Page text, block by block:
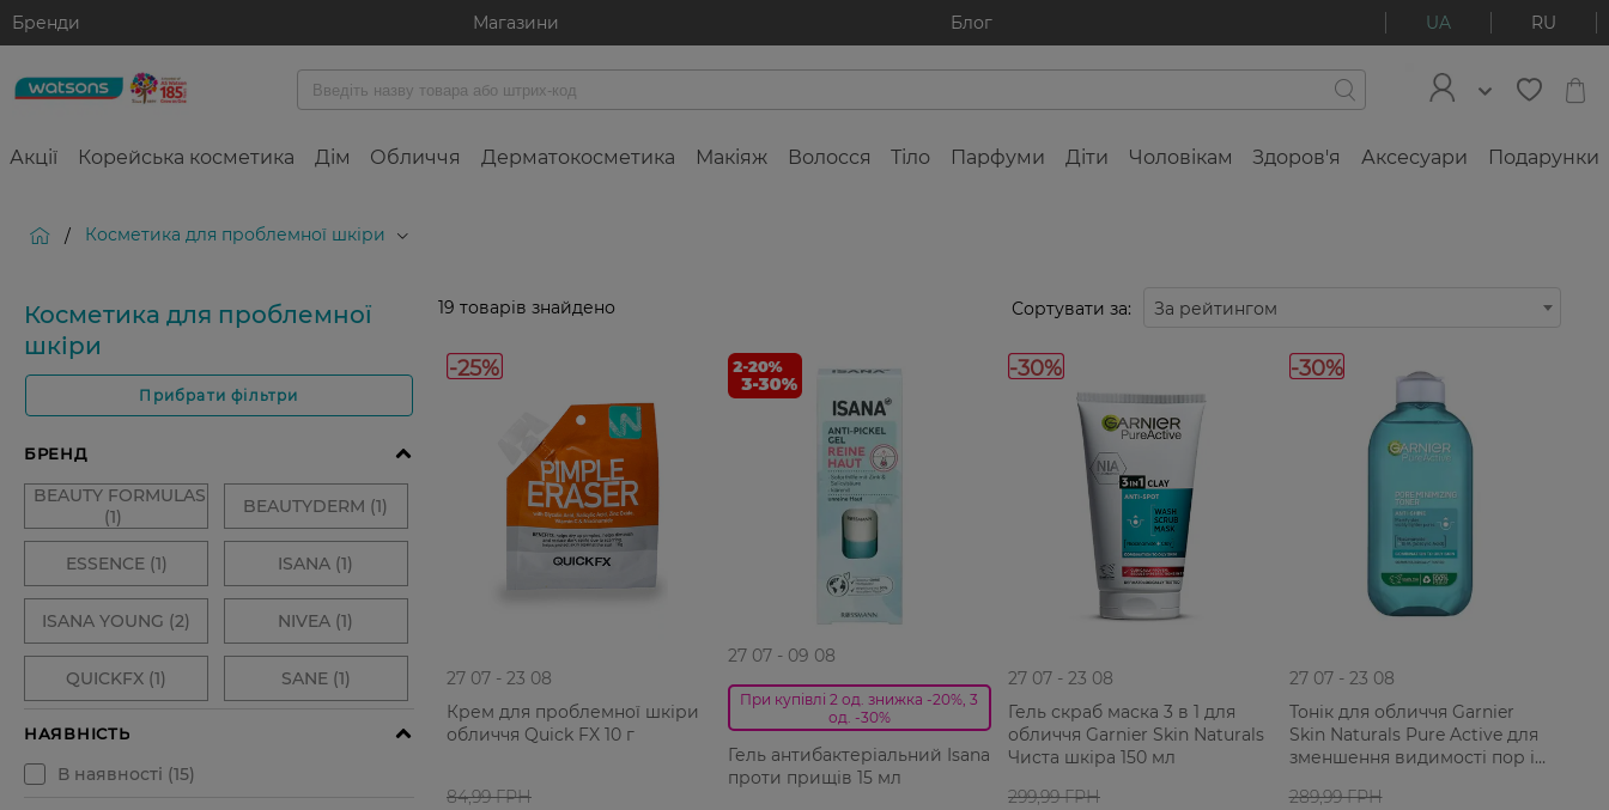
Бренди Магазини Блог UA RU
Акції Корейська косметика Дім Обличчя Дерматокосметика Макіяж Волосся Тіло Парфуми Діти Чоловікам Здоров'я Аксесуари Подарунки
/ Косметика для проблемної шкіри
Косметика для проблемної
шкіри
Прибрати фільтри
19 товарів знайдено Сортувати за: За рейтингом
-25%
27 07 - 23 08
Крем для проблемної шкіри
обличчя Quick FX 10 г
84,99 ГРН
27 07 - 09 08
При купівлі 2 од. знижка -20%, 3
од. -30%
Гель антибактеріальний Isana
проти прищів 15 мл
-30%
27 07 - 23 08
Гель скраб маска 3 в 1 для
обличчя Garnier Skin Naturals
Чиста шкіра 150 мл
299,99 ГРН
-30%
27 07 - 23 08
Тонік для обличчя Garnier
Skin Naturals Pure Active для
зменшення видимості пор і
289,99 ГРН